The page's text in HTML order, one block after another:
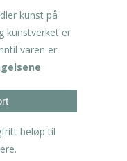
kunst på
kunstverket er
varen er
beløp til